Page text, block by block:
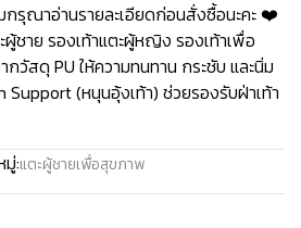
รุณาอ่านรายละเอียดก่อนสั่งซื้อนะคะ️️ ️❤️
ผู้ชาย รองเท้าแตะผู้หญิง รองเท้าเพื่อ
สดุ PU ให้ความทนทาน กระชับ และนิ่ม
Support (หนุนอุ้งเท้า) ช่วยรองรับฝ่าเท้า
:แตะผู้ชายเพื่อสุขภาพ